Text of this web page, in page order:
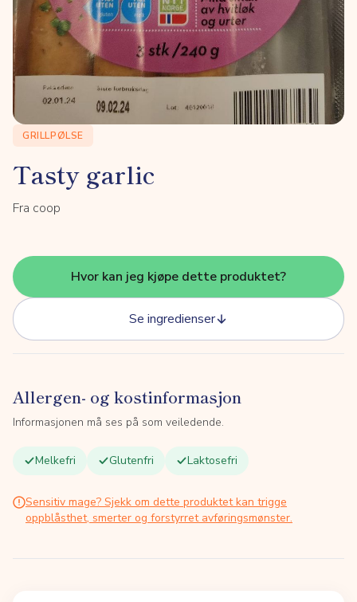
GRILLPØLSE
Tasty garlic
Fra coop
Hvor kan jeg kjøpe dette produktet?
Se ingredienser
Allergen- og kostinformasjon
Informasjonen må ses på som veiledende.
Melkefri Glutenfri Laktosefri
Sensitiv mage? Sjekk om dette produktet kan trigge
oppblåsthet, smerter og forstyrret avføringsmønster.